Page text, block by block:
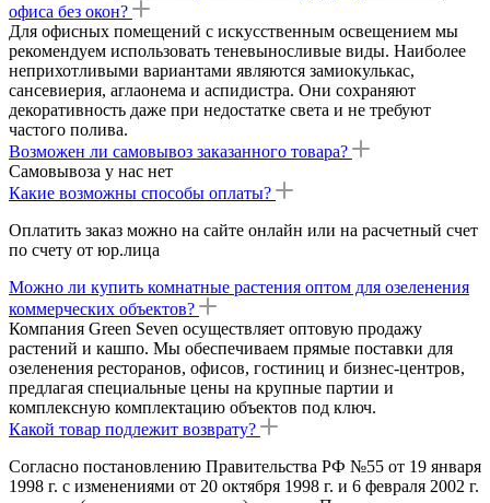
офиса без окон?
Для офисных помещений с искусственным освещением мы
рекомендуем использовать теневыносливые виды. Наиболее
неприхотливыми вариантами являются замиокулькас,
сансевиерия, аглаонема и аспидистра. Они сохраняют
декоративность даже при недостатке света и не требуют
частого полива.
Возможен ли самовывоз заказанного товара?
Самовывоза у нас нет
Какие возможны способы оплаты?
Оплатить заказ можно на сайте онлайн или на расчетный счет
по счету от юр.лица
Можно ли купить комнатные растения оптом для озеленения
коммерческих объектов?
Компания Green Seven осуществляет оптовую продажу
растений и кашпо. Мы обеспечиваем прямые поставки для
озеленения ресторанов, офисов, гостиниц и бизнес-центров,
предлагая специальные цены на крупные партии и
комплексную комплектацию объектов под ключ.
Какой товар подлежит возврату?
Согласно постановлению Правительства РФ №55 от 19 января
1998 г. с изменениями от 20 октября 1998 г. и 6 февраля 2002 г.